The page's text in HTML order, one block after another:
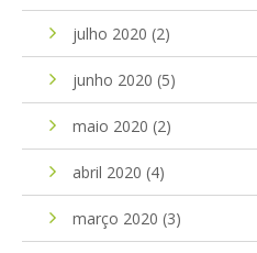
julho 2020 (2)
junho 2020 (5)
maio 2020 (2)
abril 2020 (4)
março 2020 (3)